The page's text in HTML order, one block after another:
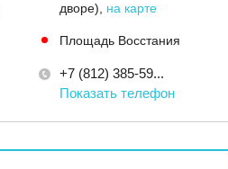
дворе)
на карте
Площадь Восстания
+7 (812) 385-59...
Показать телефон